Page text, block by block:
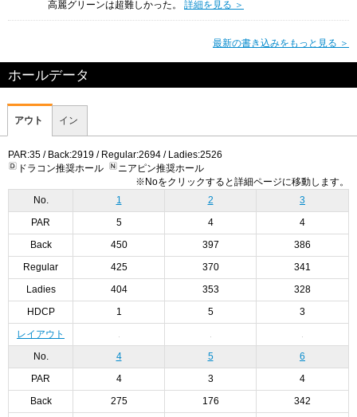
高麗グリーンは超難しかった。 詳細を見る ＞
最新の書き込みをもっと見る ＞
ホールデータ
アウト イン
PAR:35 / Back:2919 / Regular:2694 / Ladies:2526
ドラコン推奨ホール
ニアピン推奨ホール
※Noをクリックすると詳細ページに移動します。
No.
1 2 3
PAR 5 4 4
Back 450 397 386
Regular 425 370 341
Ladies 404 353 328
HDCP 1 5 3
レイアウト
No. 4 5 6
PAR 4 3 4
Back 275 176 342